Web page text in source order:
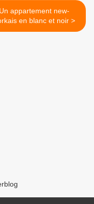
Un appartement new-
yorkais en blanc et noir >